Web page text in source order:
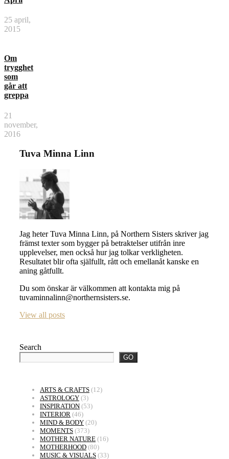
25 april,
2015
Om
trygghet
som
går att
greppa
21
november,
2016
Tuva Minna Linn
Jag heter Tuva Minna Linn, på Northern Sisters skriver jag
främst texter som bygger på betraktelser utifrån inre
upplevelser, men också hur jag tolkar verkligheten.
Resultatet blir ofta själfullt, rått och emellanåt kanske en
aning gåtfullt.
Du som önskar är välkommen att kontakta mig på
tuvaminnalinn@northernsisters.se.
View all posts
Search
GO
ARTS & CRAFTS (12)
ASTROLOGY (3)
INSPIRATION (53)
INTERIOR (46)
MIND & BODY (20)
MOMENTS (373)
MOTHER NATURE (16)
MOTHERHOOD (80)
MUSIC & VISUALS (33)